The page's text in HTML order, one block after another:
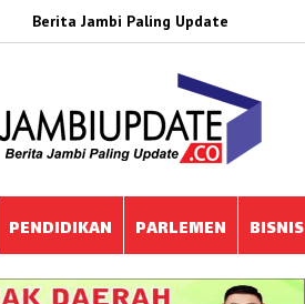
Berita Jambi Paling Update
PENDIDIKAN PARLEMEN BISNIS